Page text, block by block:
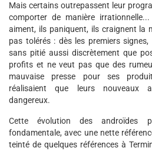
Mais certains outrepassent leur
comporter de manière
aiment, ils paniquent, ils craignent la
pas tolérés : dès les premiers
sans pitié aussi discrètement que
profits et ne veut pas que des
mauvaise presse pour ses
réalisaient que leurs nouveaux
dangereux.
Cette évolution des androïdes
fondamentale, avec une nette
teinté de quelques références à